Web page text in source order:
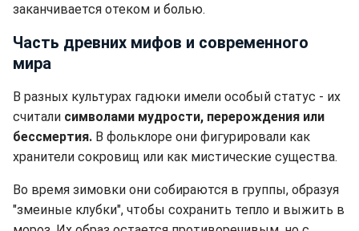
заканчивается отеком и болью.
Часть древних мифов и современного
мира
В разных культурах гадюки имели особый статус - их
считали символами мудрости, перерождения или
бессмертия. В фольклоре они фигурировали как
хранители сокровищ или как мистические существа.
Во время зимовки они собираются в группы, образуя
"змеиные клубки", чтобы сохранить тепло и выжить в